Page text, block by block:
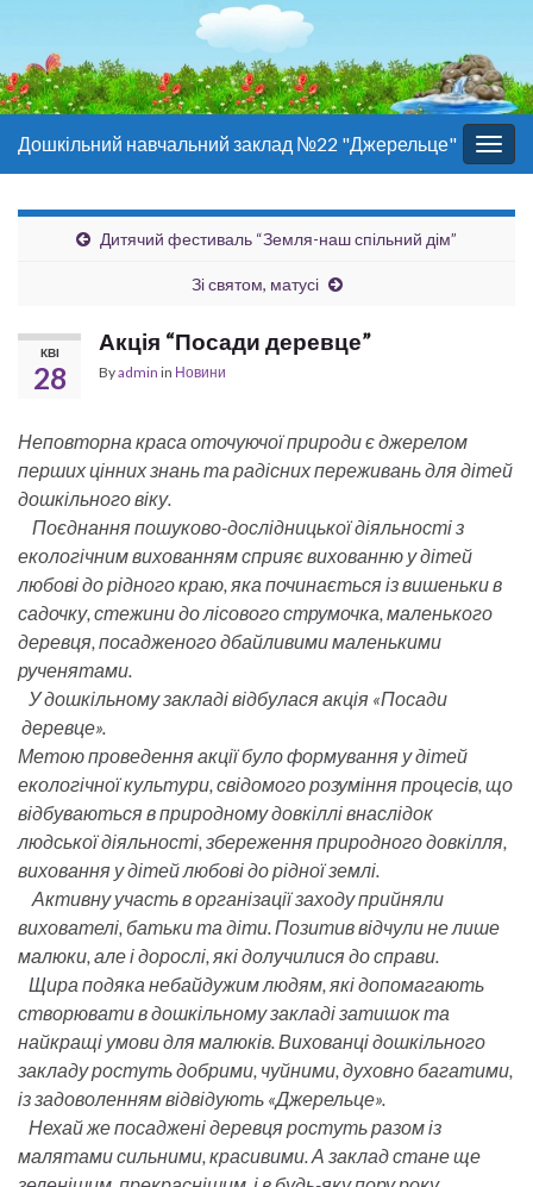
Дошкільний навчальний заклад №22 "Джерельце"
Дитячий фестиваль “Земля-наш спільний дім”
Зі святом, матусі
КВІ
28
Акція “Посади деревце”
Byadmin in Новини
Неповторна краса оточуючої природи є джерелом
перших цінних знань та радісних переживань для дітей
дошкільного віку.
Поєднання пошуково-дослідницької діяльності з
екологічним вихованням сприяє вихованню у дітей
любові до рідного краю, яка починається із вишеньки в
садочку, стежини до лісового струмочка, маленького
деревця, посадженого дбайливими маленькими
рученятами.
У дошкільному закладі відбулася акція «Посади
деревце».
Метою проведення акції було формування у дітей
екологічної культури, свідомого розуміння процесів, що
відбуваються в природному довкіллі внаслідок
людської діяльності, збереження природного довкілля,
виховання у дітей любові до рідної землі.
Активну участь в організації заходу прийняли
вихователі, батьки та діти. Позитив відчули не лише
малюки, але і дорослі, які долучилися до справи.
Щира подяка небайдужим людям, які допомагають
створювати в дошкільному закладі затишок та
найкращі умови для малюків. Вихованці дошкільного
закладу ростуть добрими, чуйними, духовно багатими,
із задоволенням відвідують «Джерельце».
Нехай же посаджені деревця ростуть разом із
малятами сильними, красивими. А заклад стане ще